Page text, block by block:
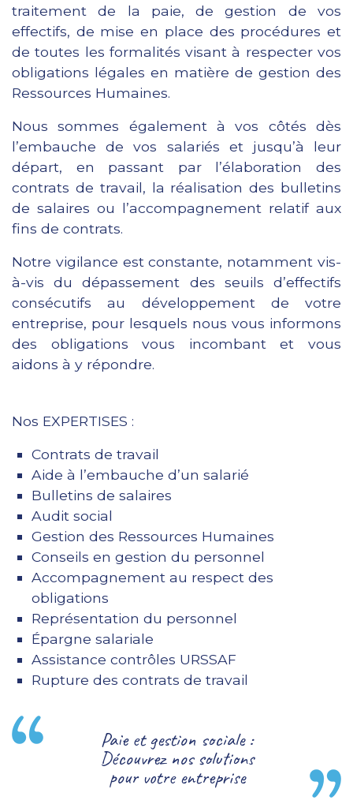
traitement de la paie, de gestion de vos
effectifs, de mise en place des procédures et
de toutes les formalités visant à respecter vos
obligations légales en matière de gestion des
Ressources Humaines.
Nous sommes également à vos côtés dès
l’embauche de vos salariés et jusqu’à leur
départ, en passant par l’élaboration des
contrats de travail, la réalisation des bulletins
de salaires ou l’accompagnement relatif aux
fins de contrats.
Notre vigilance est constante, notamment vis-
à-vis du dépassement des seuils d’effectifs
consécutifs au développement de votre
entreprise, pour lesquels nous vous informons
des obligations vous incombant et vous
aidons à y répondre.
Nos EXPERTISES :
Contrats de travail
Aide à l’embauche d’un salarié
Bulletins de salaires
Audit social
Gestion des Ressources Humaines
Conseils en gestion du personnel
Accompagnement au respect des
obligations
Représentation du personnel
Épargne salariale
Assistance contrôles URSSAF
Rupture des contrats de travail
Paie et gestion sociale :
Découvrez nos solutions
pour votre entreprise